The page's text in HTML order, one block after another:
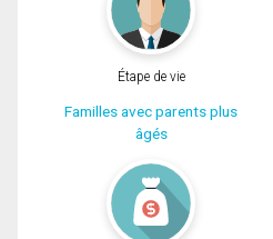
Étape de vie
Familles avec parents plus
âgés